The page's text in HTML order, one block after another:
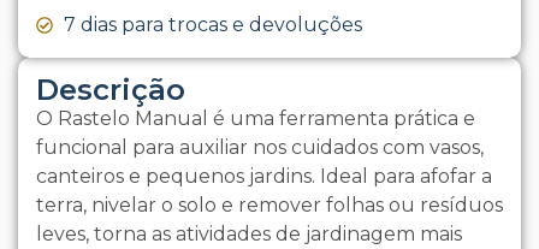
Descrição
O Rastelo Manual é uma ferramenta prática e
funcional para auxiliar nos cuidados com vasos,
canteiros e pequenos jardins. Ideal para afofar a
terra, nivelar o solo e remover folhas ou resíduos
leves, torna as atividades de jardinagem mais
7 dias para trocas e devoluções